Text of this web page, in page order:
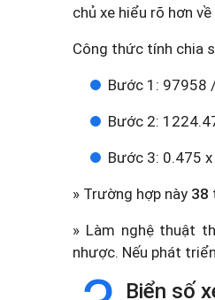
chủ xe hiểu rõ hơn
Công thức tính chia
Bước 1: 97958
Bước 2:
Bước 3: 0.475 x
» Trường hợp này 38
» Làm nghệ thuật
nhược. Nếu phát
Biển số